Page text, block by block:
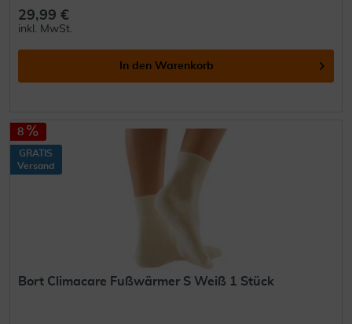
29,99 €
inkl. MwSt.
In den Warenkorb
8
GRATIS
Versand
Bort Climacare Fußwärmer S Weiß 1 Stück